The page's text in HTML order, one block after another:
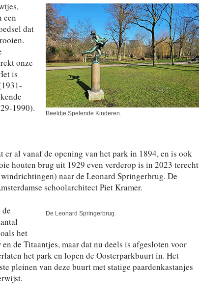
Beeldje Spelende Kinderen.
een
dat
onze
is
1990).
er al vanaf de opening van het park in 1894, en is ook
houten brug uit 1929 even verderop is in 2023 terecht
naar de Leonard Springerbrug. De
schoolarchitect Piet Kramer.
De Leonard Springerbrug.
het
de Titaantjes, maar dat nu deels is afgesloten voor
het park en lopen de Oosterparkbuurt in. Het
pleinen van deze buurt met statige paardenkastanjes